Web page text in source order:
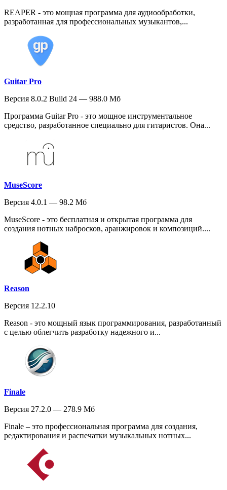
REAPER - это мощная программа для аудиообработки,
разработанная для профессиональных музыкантов,...
Guitar Pro
Версия 8.0.2 Build 24 — 988.0 Мб
Программа Guitar Pro - это мощное инструментальное
средство, разработанное специально для гитаристов. Она...
MuseScore
Версия 4.0.1 — 98.2 Мб
MuseScore - это бесплатная и открытая программа для
создания нотных набросков, аранжировок и композиций....
Reason
Версия 12.2.10
Reason - это мощный язык программирования, разработанный
с целью облегчить разработку надежного и...
Finale
Версия 27.2.0 — 278.9 Мб
Finale – это профессиональная программа для создания,
редактирования и распечатки музыкальных нотных...